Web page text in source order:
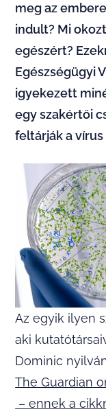
meg az
indult? Mi
egészért?
Egészségügyi
igyekezett
egy szakértői
feltárják a
Az egyik ilyen
aki
Dominic
The Guardian
– ennek a